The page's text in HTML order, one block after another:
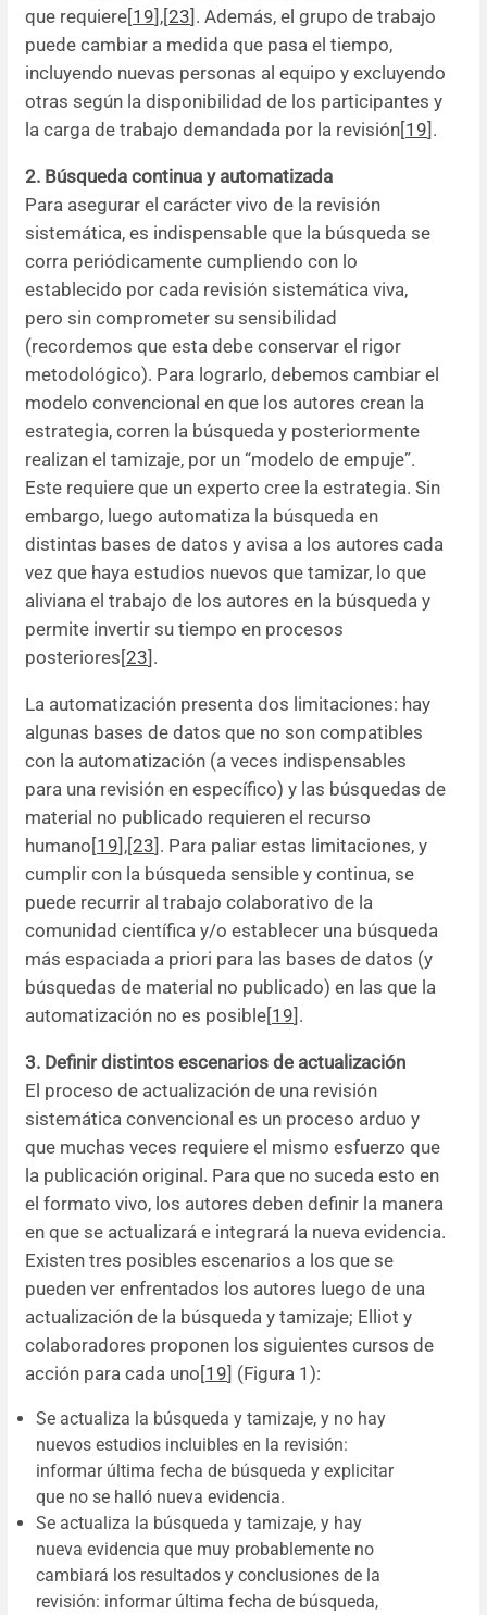
que requiere[19],[23]. Además, el grupo de trabajo
puede cambiar a medida que pasa el tiempo,
incluyendo nuevas personas al equipo y excluyendo
otras según la disponibilidad de los participantes y
la carga de trabajo demandada por la revisión[19].
2. Búsqueda continua y automatizada
Para asegurar el carácter vivo de la revisión
sistemática, es indispensable que la búsqueda se
corra periódicamente cumpliendo con lo
establecido por cada revisión sistemática viva,
pero sin comprometer su sensibilidad
(recordemos que esta debe conservar el rigor
metodológico). Para lograrlo, debemos cambiar el
modelo convencional en que los autores crean la
estrategia, corren la búsqueda y posteriormente
realizan el tamizaje, por un “modelo de empuje”.
Este requiere que un experto cree la estrategia. Sin
embargo, luego automatiza la búsqueda en
distintas bases de datos y avisa a los autores cada
vez que haya estudios nuevos que tamizar, lo que
aliviana el trabajo de los autores en la búsqueda y
permite invertir su tiempo en procesos
posteriores[23].
La automatización presenta dos limitaciones: hay
algunas bases de datos que no son compatibles
con la automatización (a veces indispensables
para una revisión en específico) y las búsquedas de
material no publicado requieren el recurso
humano[19],[23]. Para paliar estas limitaciones, y
cumplir con la búsqueda sensible y continua, se
puede recurrir al trabajo colaborativo de la
comunidad científica y/o establecer una búsqueda
más espaciada a priori para las bases de datos (y
búsquedas de material no publicado) en las que la
automatización no es posible[19].
3. Definir distintos escenarios de actualización
El proceso de actualización de una revisión
sistemática convencional es un proceso arduo y
que muchas veces requiere el mismo esfuerzo que
la publicación original. Para que no suceda esto en
el formato vivo, los autores deben definir la manera
en que se actualizará e integrará la nueva evidencia.
Existen tres posibles escenarios a los que se
pueden ver enfrentados los autores luego de una
actualización de la búsqueda y tamizaje; Elliot y
colaboradores proponen los siguientes cursos de
acción para cada uno[19] (Figura 1):
Se actualiza la búsqueda y tamizaje, y no hay
nuevos estudios incluibles en la revisión:
informar última fecha de búsqueda y explicitar
que no se halló nueva evidencia.
Se actualiza la búsqueda y tamizaje, y hay
nueva evidencia que muy probablemente no
cambiará los resultados y conclusiones de la
revisión: informar última fecha de búsqueda,